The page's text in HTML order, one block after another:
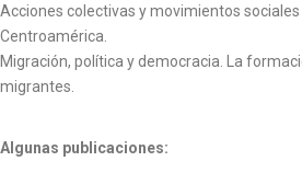
Acciones colectivas y movimientos
Centroamérica.
Migración, política y democracia. La
migrantes.
Algunas publicaciones: